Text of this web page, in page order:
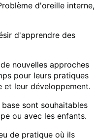
d'oreille interne,
d'apprendre des
nouvelles approches
pour leurs pratiques
et leur développement.
sont souhaitables
ou avec les enfants.
de pratique où ils